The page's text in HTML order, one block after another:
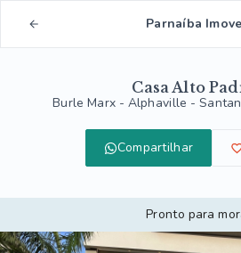
Parnaíba
Casa Alto
Burle Marx - Alphaville -
Compartilhar
Pronto para